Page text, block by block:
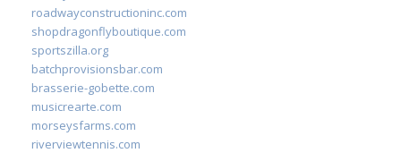
roadwayconstructioninc.com
shopdragonflyboutique.com
sportszilla.org
batchprovisionsbar.com
brasserie-gobette.com
musicrearte.com
morseysfarms.com
riverviewtennis.com